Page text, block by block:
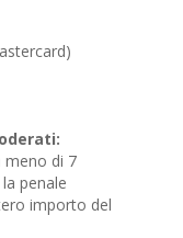
meno di 7
penale
importo del